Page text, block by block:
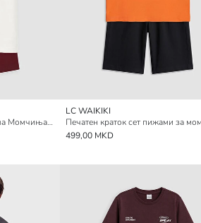
Монако Печатени Пижами за Момчиња Комплет
LC WAIKIKI
Печатен краток сет пижами за
499,00 MKD